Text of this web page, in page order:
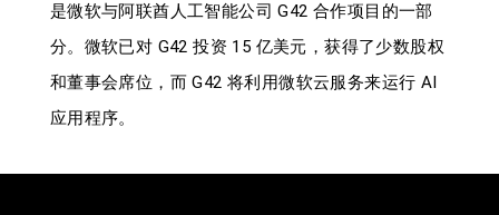
是微软与阿联酋人工智能公司 G42 合作项目的一部
分。微软已对 G42 投资 15 亿美元，获得了少数股权
和董事会席位，而 G42 将利用微软云服务来运行 AI
应用程序。